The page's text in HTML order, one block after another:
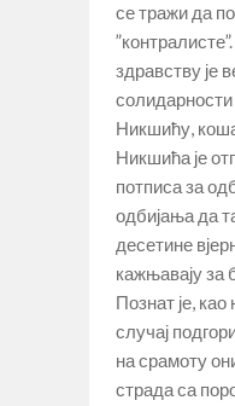
се тражи да
здравству је
Никшићу,
Никшића је
потписа за
одбијања да
десетине
кажњавају за
Познат је, као
случај
на срамоту
страда са